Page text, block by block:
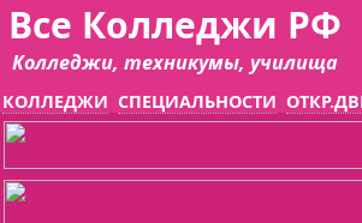
Все Колледжи РФ
Колледжи, техникумы, училища
КОЛЛЕДЖИ СПЕЦИАЛЬНОСТИ